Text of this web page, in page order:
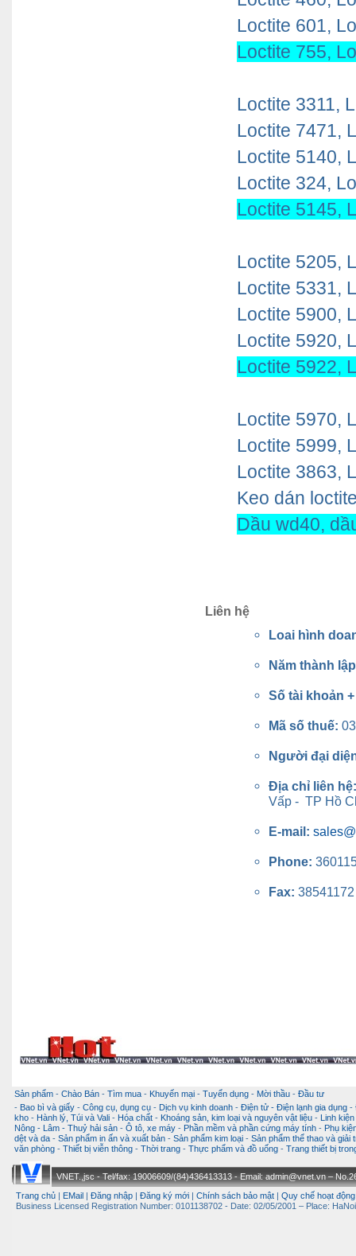
Loctite 601,
Loctite 755,
Loctite 3311,
Loctite 7471,
Loctite 5140,
Loctite 324,
Loctite 5145,
Loctite 5205,
Loctite 5331,
Loctite 5900,
Loctite 5920,
Loctite 5922,
Loctite 5970,
Loctite 5999,
Loctite 3863,
Keo dán
Dầu wd40,
Liên hệ
Loai hình
Năm thành
Số tài khoản
Mã số thuế:
Người đại
Địa chỉ liên
Vấp - TP Hồ
E-mail:
Phone:
Fax: 38541172
Sản phẩm - Chào Bán - Tìm mua - Khuyến mại - Tuyển dụng - Mời thầu - Đầu tư
- Bao bì và giấy - Công cụ, dụng cụ - Dịch vụ kinh doanh - Điện tử - Điện lạnh gia dụng -
kho - Hành lý, Túi và Vali - Hóa chất - Khoáng sản, kim loại và nguyên vật liệu -
Linh
Nông - Lâm - Thuỷ hải sản - Ô tô, xe máy - Phần mềm và phần cứng máy tính - Phụ
dệt và da - Sản phẩm in ấn và xuất bản - Sản phẩm kim loại - Sản phẩm thể thao và giải
văn phòng - Thiết bị viễn thông - Thời trang - Thực phẩm và đồ uống - Trang thiết bị
VNET.,jsc - Tel/fax: 19006609/(84)436413313 - Email: admin@vnet.vn –
Trang chủ
EMail Đăng nhập Đăng ký mới Chính sách bảo mật Quy chế hoạt động
Business Licensed Registration Number: 0101138702 - Date: 02/05/2001 – Place: